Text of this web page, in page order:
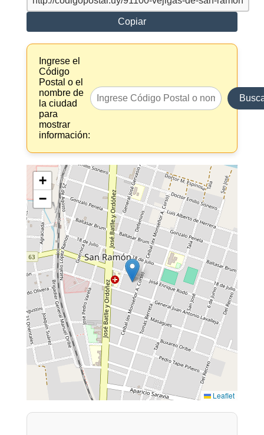
Copiar
Ingrese el
Código
Postal o el
nombre de
la ciudad
para
mostrar
información:
+
−
Leaflet